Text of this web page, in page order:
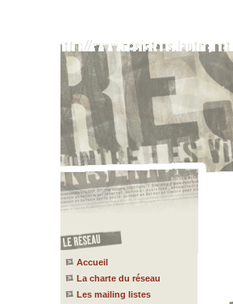
Accueil
La charte du réseau
Les mailing listes